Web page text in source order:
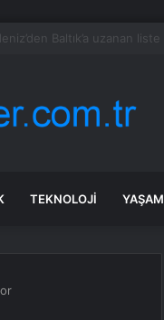
TEKNOLOJI YAŞAM